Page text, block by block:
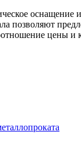
оснащение
позволяют
цены и